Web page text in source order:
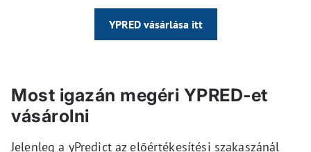
YPRED vásárlása itt
Most igazán megéri YPRED-et
vásárolni
Jelenleg a yPredict az előértékesítési szakaszánál